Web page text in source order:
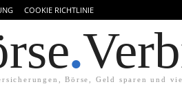
COOKIE RICHTLINIE
.
Börse, Geld sparen und